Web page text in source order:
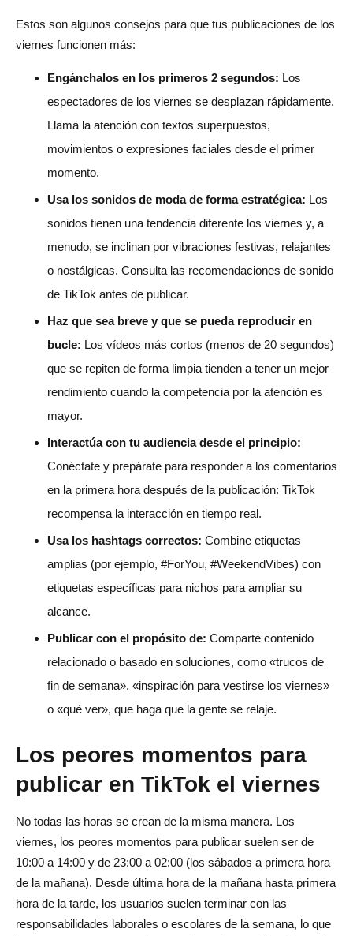
Estos son algunos consejos para que tus publicaciones de los
viernes funcionen más:
Engánchalos en los primeros 2 segundos: Los
espectadores de los viernes se desplazan rápidamente.
Llama la atención con textos superpuestos,
movimientos o expresiones faciales desde el primer
momento.
Usa los sonidos de moda de forma estratégica: Los
sonidos tienen una tendencia diferente los viernes y, a
menudo, se inclinan por vibraciones festivas, relajantes
o nostálgicas. Consulta las recomendaciones de sonido
de TikTok antes de publicar.
Haz que sea breve y que se pueda reproducir en
bucle: Los vídeos más cortos (menos de 20 segundos)
que se repiten de forma limpia tienden a tener un mejor
rendimiento cuando la competencia por la atención es
mayor.
Interactúa con tu audiencia desde el principio:
Conéctate y prepárate para responder a los comentarios
en la primera hora después de la publicación: TikTok
recompensa la interacción en tiempo real.
Usa los hashtags correctos: Combine etiquetas
amplias (por ejemplo, #ForYou, #WeekendVibes) con
etiquetas específicas para nichos para ampliar su
alcance.
Publicar con el propósito de: Comparte contenido
relacionado o basado en soluciones, como «trucos de
fin de semana», «inspiración para vestirse los viernes»
o «qué ver», que haga que la gente se relaje.
Los peores momentos para
publicar en TikTok el viernes
No todas las horas se crean de la misma manera. Los
viernes, los peores momentos para publicar suelen ser de
10:00 a 14:00 y de 23:00 a 02:00 (los sábados a primera hora
de la mañana). Desde última hora de la mañana hasta primera
hora de la tarde, los usuarios suelen terminar con las
responsabilidades laborales o escolares de la semana, lo que